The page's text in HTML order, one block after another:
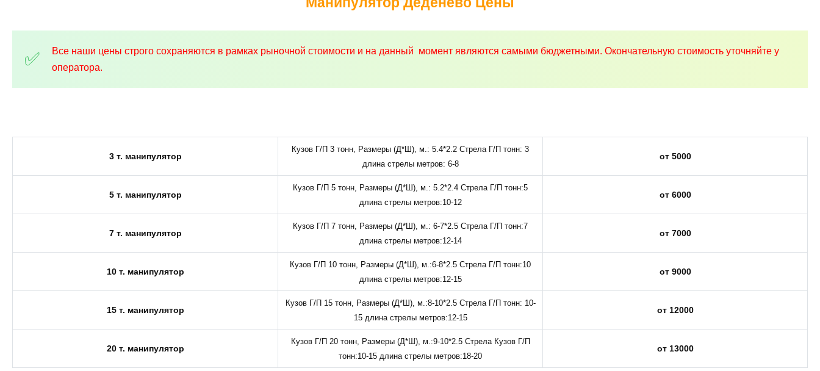
Все наши цены строго сохраняются в рамках рыночной стоимости и на данный момент являются самыми бюджетными. Окончательную стоимость уточняйте у
оператора.
3 т. манипулятор
Кузов Г/П 3 тонн, Размеры (Д*Ш), м.: 5.4*2.2 Стрела Г/П тонн: 3
длина стрелы метров: 6-8
от 5000
5 т. манипулятор
Кузов Г/П 5 тонн, Размеры (Д*Ш), м.: 5.2*2.4 Стрела Г/П тонн:5
длина стрелы метров:10-12
от 6000
7 т. манипулятор
Кузов Г/П 7 тонн, Размеры (Д*Ш), м.: 6-7*2.5 Стрела Г/П тонн:7
длина стрелы метров:12-14
от 7000
10 т. манипулятор
Кузов Г/П 10 тонн, Размеры (Д*Ш), м.:6-8*2.5 Стрела Г/П тонн:10
длина стрелы метров:12-15
от 9000
15 т. манипулятор
Кузов Г/П 15 тонн, Размеры (Д*Ш), м.:8-10*2.5 Стрела Г/П тонн: 10-
15 длина стрелы метров:12-15
от 12000
20 т. манипулятор
Кузов Г/П 20 тонн, Размеры (Д*Ш), м.:9-10*2.5 Стрела Кузов Г/П
тонн:10-15 длина стрелы метров:18-20
от 13000